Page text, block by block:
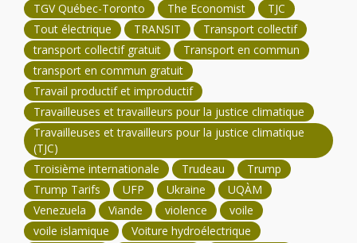
TGV Québec-Toronto
The Economist
TJC
Tout électrique
TRANSIT
Transport collectif
transport collectif gratuit
Transport en commun
transport en commun gratuit
Travail productif et improductif
Travailleuses et travailleurs pour la justice climatique
Travailleuses et travailleurs pour la justice climatique
(TJC)
Troisième internationale
Trudeau
Trump
Trump Tarifs
UFP Ukraine
UQÀM
Venezuela
Viande violence
voile
voile islamique
Voiture hydroélectrique